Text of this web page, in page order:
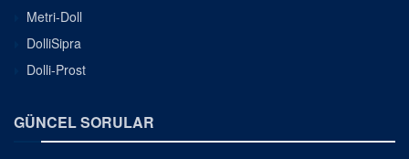
Metri-Doll
DolliSipra
Dolli-Prost
GÜNCEL SORULAR